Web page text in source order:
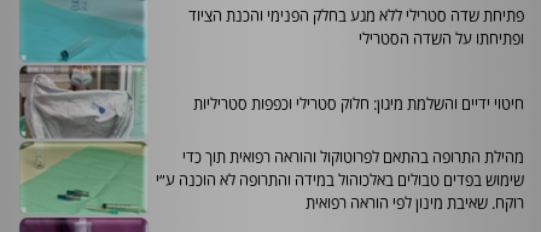
פתיחת שדה סטרילי ללא מגע בחלק הפנימי והכנת הציוד
ופתיחתו על השדה הסטרילי
חיטוי ידיים והשלמת מיגון: חלוק סטרילי וכפפות סטריליות
מהילת התרופה בהתאם לפרוטוקול והוראה רפואית תוך כדי
שימוש בפדים טבולים באלכוהול במידה והתרופה לא הוכנה ע״י
רוקח. שאיבת מינון לפי הוראה רפואית